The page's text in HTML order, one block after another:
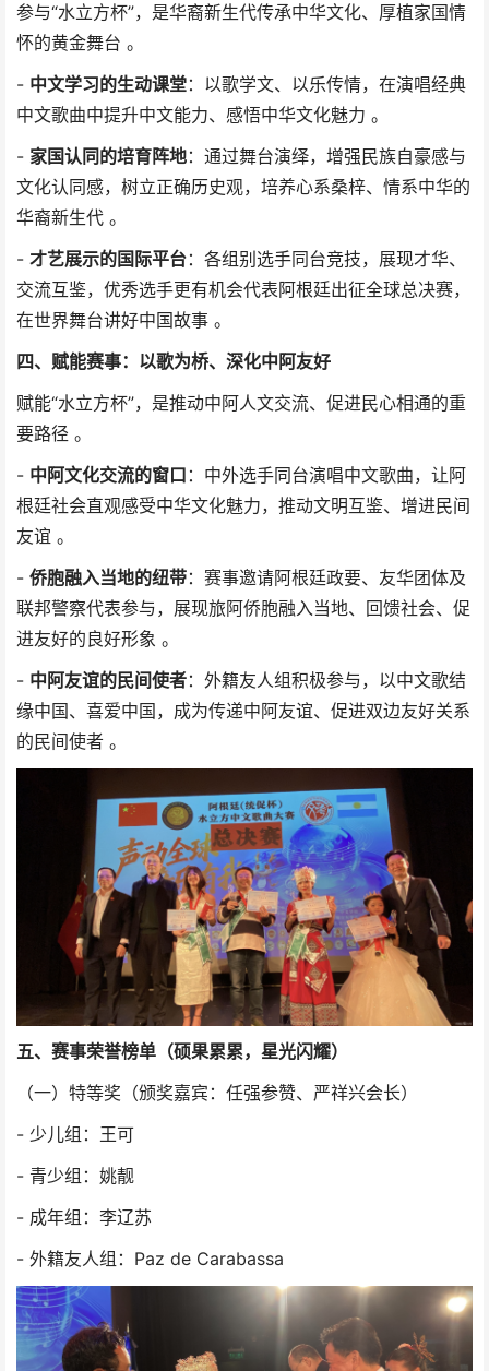
参与“水立方杯”，是华裔新生代传承中华文化、厚植家国情
怀的黄金舞台 。
- 中文学习的生动课堂：以歌学文、以乐传情，在演唱经典
中文歌曲中提升中文能力、感悟中华文化魅力 。
- 家国认同的培育阵地：通过舞台演绎，增强民族自豪感与
文化认同感，树立正确历史观，培养心系桑梓、情系中华的
华裔新生代 。
- 才艺展示的国际平台：各组别选手同台竞技，展现才华、
交流互鉴，优秀选手更有机会代表阿根廷出征全球总决赛，
在世界舞台讲好中国故事 。
四、赋能赛事：以歌为桥、深化中阿友好
赋能“水立方杯”，是推动中阿人文交流、促进民心相通的重
要路径 。
- 中阿文化交流的窗口 ：中外选手同台演唱中文歌曲，让阿
根廷社会直观感受中华文化魅力，推动文明互鉴、增进民间
友谊 。
- 侨胞融入当地的纽带：赛事邀请阿根廷政要、友华团体及
联邦警察代表参与，展现旅阿侨胞融入当地、回馈社会、促
进友好的良好形象 。
- 中阿友谊的民间使者：外籍友人组积极参与，以中文歌结
缘中国、喜爱中国，成为传递中阿友谊、促进双边友好关系
的民间使者 。
五、赛事荣誉榜单（硕果累累，星光闪耀）
（一）特等奖（颁奖嘉宾：任强参赞、严祥兴会长）
- 少儿组：王可
- 青少组：姚靓
- 成年组：李辽苏
- 外籍友人组：Paz de Carabassa